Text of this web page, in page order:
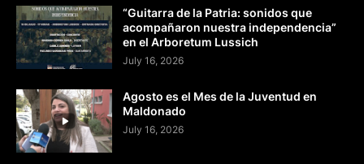
“Guitarra de la Patria: sonidos que
acompañaron nuestra independencia”
en el Arboretum Lussich
July 16, 2026
Agosto es el Mes de la Juventud en
Maldonado
July 16, 2026